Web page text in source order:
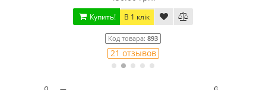
Купить! В 1 клік
Код товара: 893
21 отзывов